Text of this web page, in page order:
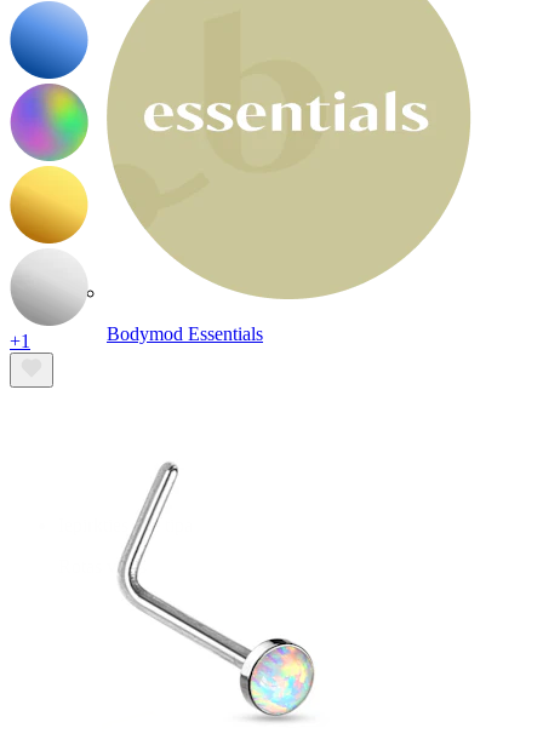
Bodymod Essentials
Iepirkties pēc tipa
Rotas veids
+1